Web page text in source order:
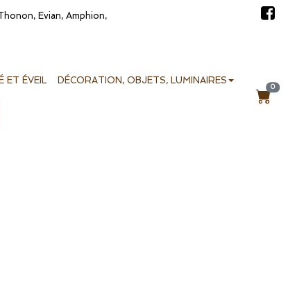
Evian, Amphion,
ET ÉVEIL DÉCORATION, OBJETS, LUMINAIRES
0